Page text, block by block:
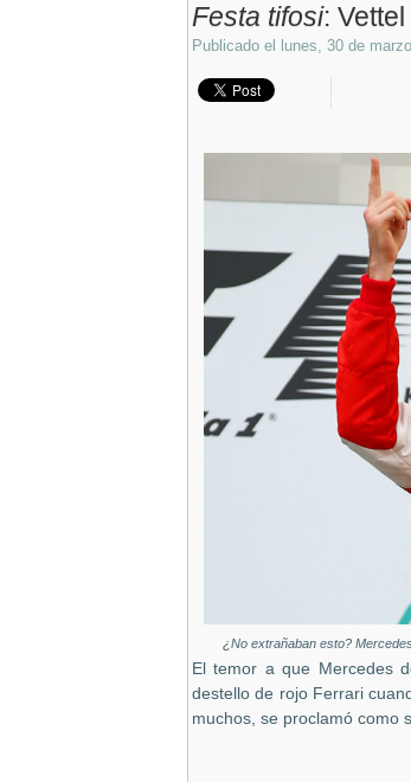
Festa tifosi:
Publicado el lunes, 30 de
¿No extrañaban esto?
El temor a que Mercedes
destello de rojo Ferrari
muchos, se proclamó como